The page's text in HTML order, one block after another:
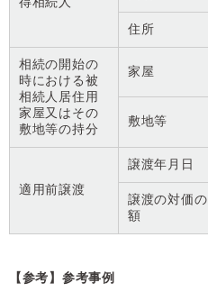
住所
相続の開始の
時における被
相続人居住用
家屋又はその
敷地等の持分
家屋
敷地等
適用前譲渡
譲渡年月日
譲渡の対価の
額
【参考】参考事例